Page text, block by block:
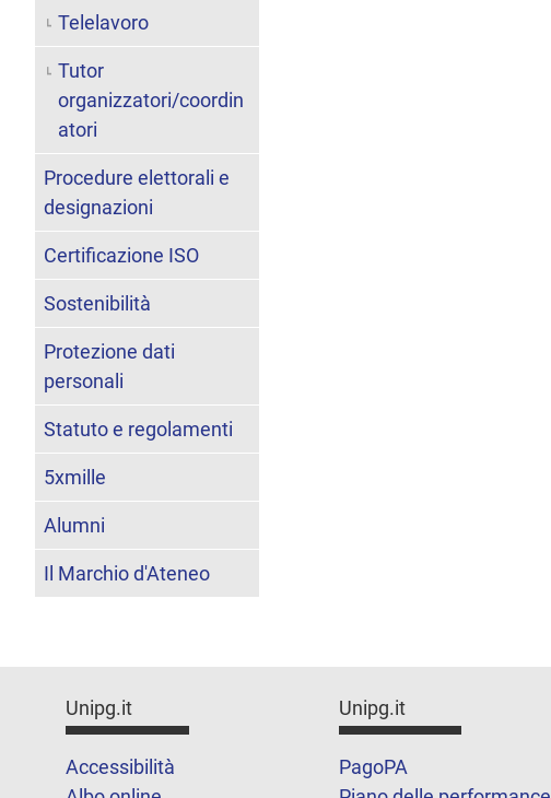
Telelavoro
Tutor
organizzatori/coordin
atori
Procedure elettorali e
designazioni
Certificazione ISO
Sostenibilità
Protezione dati
personali
Statuto e regolamenti
5xmille
Alumni
Il Marchio d'Ateneo
Unipg.it
Accessibilità
Unipg.it
PagoPA